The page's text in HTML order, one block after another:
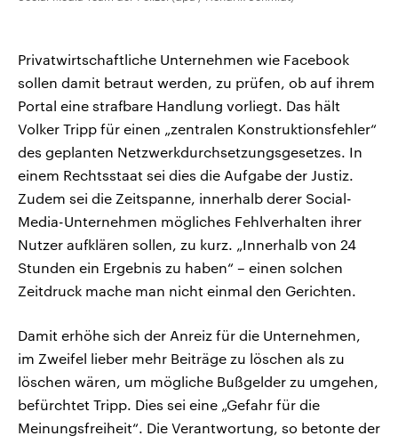
Privatwirtschaftliche Unternehmen wie Facebook
sollen damit betraut werden, zu prüfen, ob auf ihrem
Portal eine strafbare Handlung vorliegt. Das hält
Volker Tripp für einen „zentralen Konstruktionsfehler“
des geplanten Netzwerkdurchsetzungsgesetzes. In
einem Rechtsstaat sei dies die Aufgabe der Justiz.
Zudem sei die Zeitspanne, innerhalb derer Social-
Media-Unternehmen mögliches Fehlverhalten ihrer
Nutzer aufklären sollen, zu kurz. „Innerhalb von 24
Stunden ein Ergebnis zu haben“ – einen solchen
Zeitdruck mache man nicht einmal den Gerichten.
Damit erhöhe sich der Anreiz für die Unternehmen,
im Zweifel lieber mehr Beiträge zu löschen als zu
löschen wären, um mögliche Bußgelder zu umgehen,
befürchtet Tripp. Dies sei eine „Gefahr für die
Meinungsfreiheit“. Die Verantwortung, so betonte der